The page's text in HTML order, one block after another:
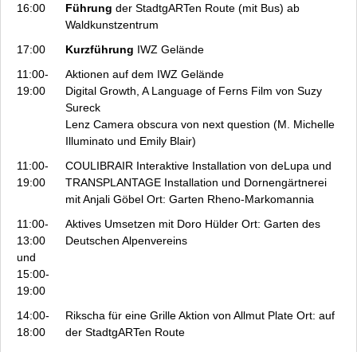
16:00
Führung der StadtgARTen Route (mit Bus) ab
Waldkunstzentrum
17:00
Kurzführung IWZ Gelände
11:00-
19:00
Aktionen auf dem IWZ Gelände
Digital Growth, A Language of Ferns Film von Suzy
Sureck
Lenz Camera obscura von next question (M. Michelle
Illuminato und Emily Blair)
11:00-
19:00
COULIBRAIR Interaktive Installation von deLupa und
TRANSPLANTAGE Installation und Dornengärtnerei
mit Anjali Göbel Ort: Garten Rheno-Markomannia
11:00-
13:00
und
15:00-
19:00
Aktives Umsetzen mit Doro Hülder Ort: Garten des
Deutschen Alpenvereins
14:00-
18:00
Rikscha für eine GrilleAktion von Allmut Plate Ort: auf
der StadtgARTen Route